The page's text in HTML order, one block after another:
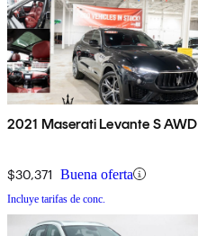
2021 Maserati Levante S AWD
$30,371 Buena oferta
Incluye tarifas de conc.